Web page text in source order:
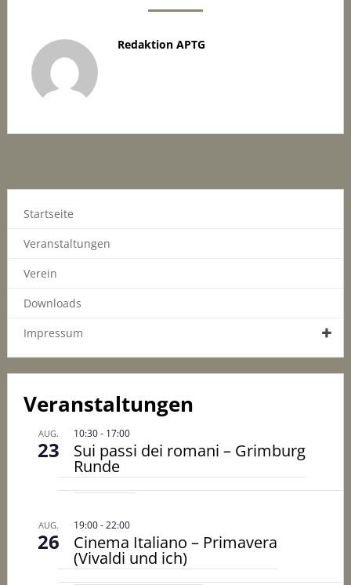
Redaktion APTG
Startseite
Veranstaltungen
Verein
Downloads
Impressum
Veranstaltungen
AUG.
23
10:30- 17:00
Sui passi dei romani – Grimburg
Runde
AUG.
26
19:00-22:00
Cinema Italiano – Primavera
(Vivaldi und ich)